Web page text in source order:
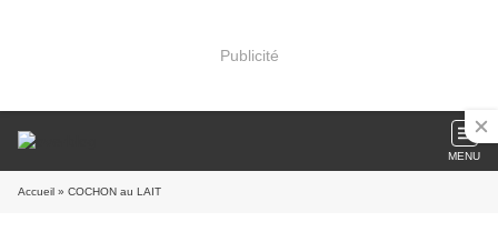
Publicité
MENU
Accueil » COCHON au LAIT